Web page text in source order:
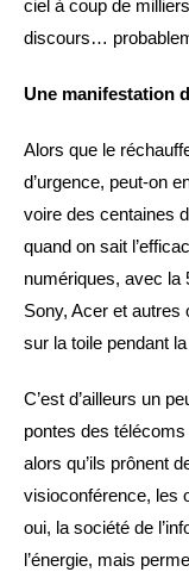
ciel à coup de
discours…
Une manifestation
Alors que le
d’urgence, peut-on
voire des centaines
quand on sait
numériques, avec
Sony, Acer et autres
sur la toile pendant
C’est d’ailleurs un
pontes des
alors qu’ils prônent
visioconférence, les
oui, la société de
l’énergie, mais